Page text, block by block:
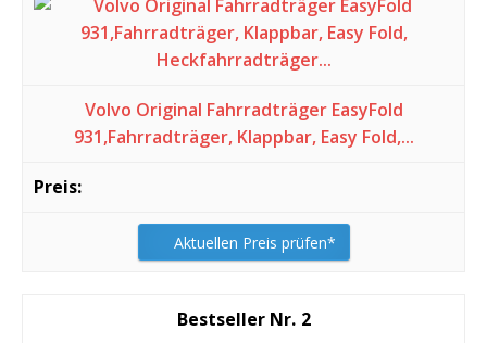
Volvo Original Fahrradträger EasyFold
931,Fahrradträger, Klappbar, Easy Fold,...
Aktuellen Preis prüfen*
2